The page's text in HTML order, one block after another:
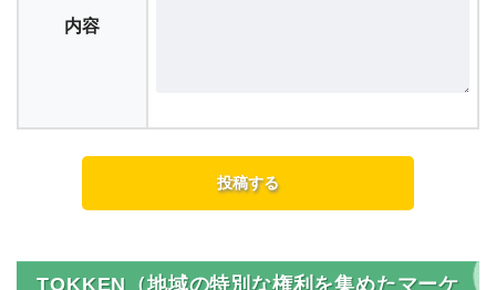
内容
TOKKEN（地域の特別な権利を集めたマーケ